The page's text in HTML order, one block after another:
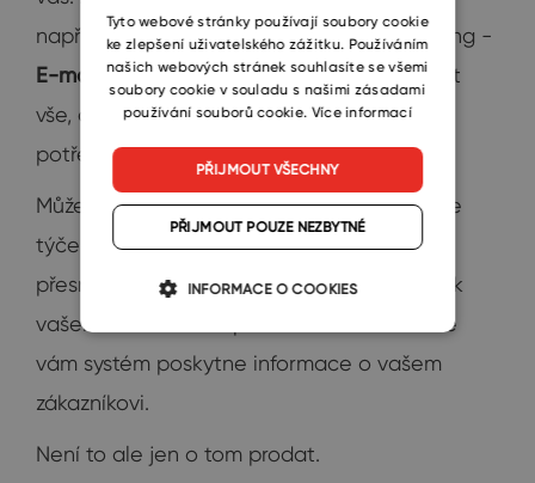
například nabízí zvláštní modul pro e-mailing -
E-mailové kampaně. V něm byste měli najít
vše, co k tvorbě úspěšné kampaně
potřebujete.
Můžete si vybírat z krásných šablon. A co se
týče zmíněného obsahu e-mailů, budete
přesně vědět, jak e-mail vytvořit, tak, aby k
vašemu zákazníkovi promluvil. Jak? Protože
vám systém poskytne informace o vašem
zákazníkovi.
Není to ale jen o tom prodat.
SLOVAK
Tyto webové stránky používají soubory cookie
ke zlepšení uživatelského zážitku. Používáním
našich webových stránek souhlasíte se všemi
soubory cookie v souladu s našimi zásadami
používání souborů cookie. Více informací
PŘIJMOUT VŠECHNY
PŘIJMOUT POUZE NEZBYTNÉ
INFORMACE O COOKIES